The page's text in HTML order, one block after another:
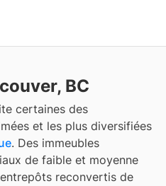
BC
certaines des
et les plus diversifiées
. Des immeubles
de faible et moyenne
reconvertis de